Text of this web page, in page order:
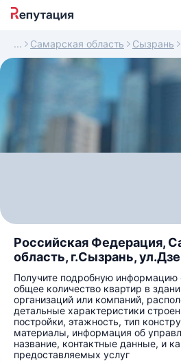
Самарская область Сызрань
Российская Федерация,
область, г.Сызрань,
Получите подробную информацию
общее количество квартир в
организаций или компаний,
детальные характеристики
постройки, этажность, тип
материалы, информация об
название, контактные данные, и
предоставляемых услуг